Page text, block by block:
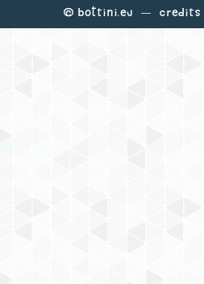
© Bottini.eu — Credits